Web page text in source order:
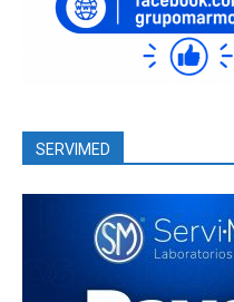
SERVIMED